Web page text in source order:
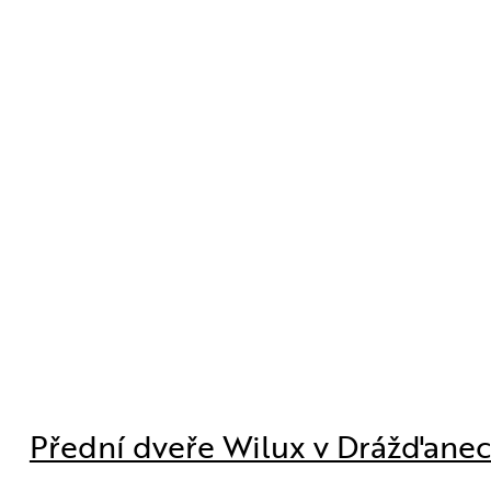
Přední dveře Wilux v